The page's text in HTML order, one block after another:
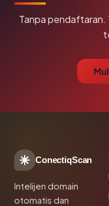
Tanpa pendaftaran.
ConectiqScan
Intelijen domain
otomatis dan